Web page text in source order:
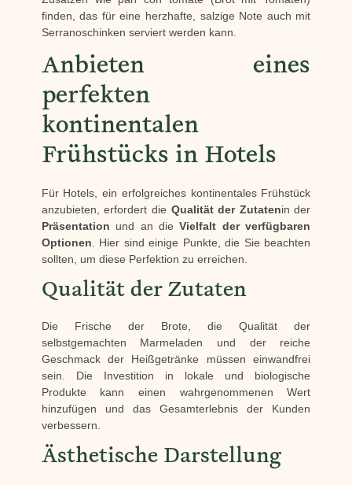
finden, das für eine herzhafte, salzige Note auch mit
Serranoschinken serviert werden kann.
Anbieten eines
perfekten
kontinentalen
Frühstücks in Hotels
Für Hotels, ein erfolgreiches kontinentales Frühstück
anzubieten, erfordert die Qualität der Zutatenin der
Präsentation und an dieVielfalt der verfügbaren
Optionen . Hier sind einige Punkte, die Sie beachten
sollten, um diese Perfektion zu erreichen.
Qualität der Zutaten
Die Frische der Brote, die Qualität der
selbstgemachten Marmeladen und der reiche
Geschmack der Heißgetränke müssen einwandfrei
sein. Die Investition in lokale und biologische
Produkte kann einen wahrgenommenen Wert
hinzufügen und das Gesamterlebnis der Kunden
verbessern.
Ästhetische Darstellung